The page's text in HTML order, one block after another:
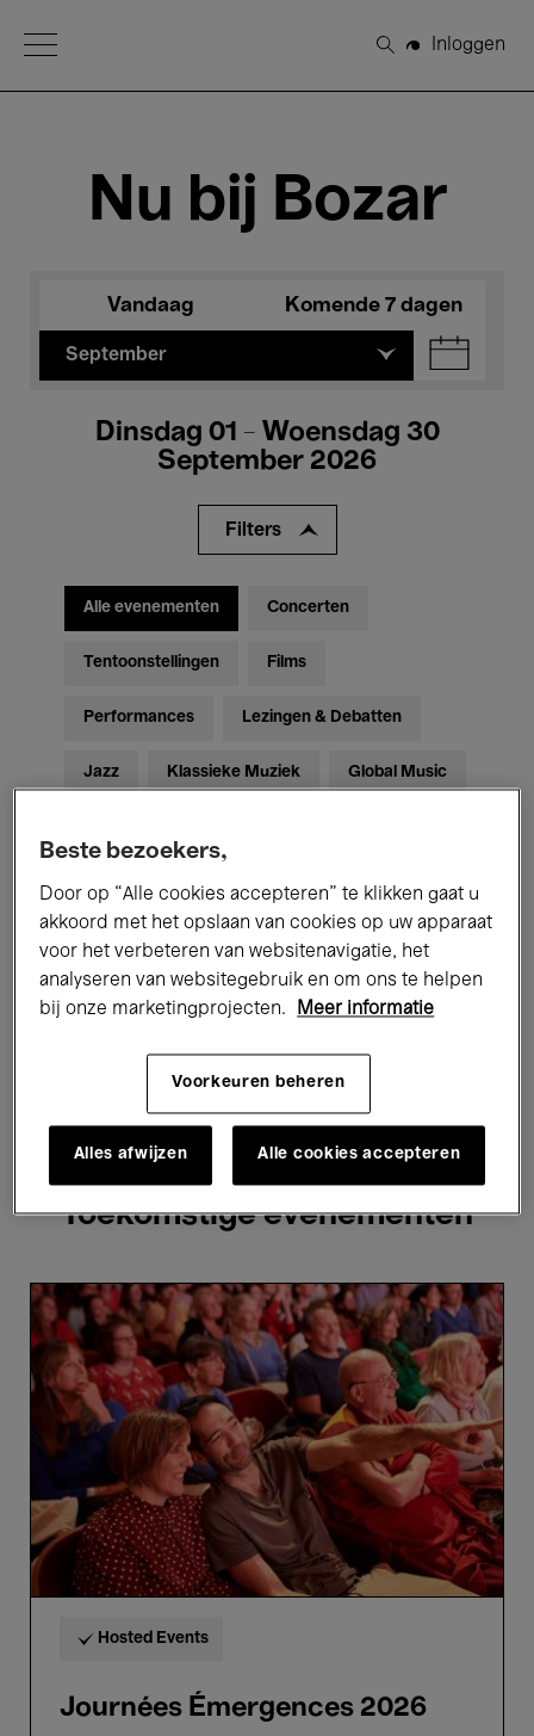
Open Menu
Zoeken
Inloggen
Nu bij Bozar
Vandaag Komende 7 dagen
September
Dinsdag 01 - Woensdag 30
September 2026
Filters
Alle evenementen Concerten
Tentoonstellingen Films
Performances Lezingen & Debatten
Jazz Klassieke Muziek Global Music
Voor iedereen Kids’ Palace
Onderwijs Rondleidingen
Toekomstige evenementen
Journées
Émergences
2026
Hosted Events
Journées Émergences 2026
Beste bezoekers,
Door op “Alle cookies accepteren” te klikken gaat u
akkoord met het opslaan van cookies op uw apparaat
voor het verbeteren van websitenavigatie, het
analyseren van websitegebruik en om ons te helpen
bij onze marketingprojecten.
Meer informatie
Voorkeuren beheren
Alles afwijzen Alle cookies accepteren